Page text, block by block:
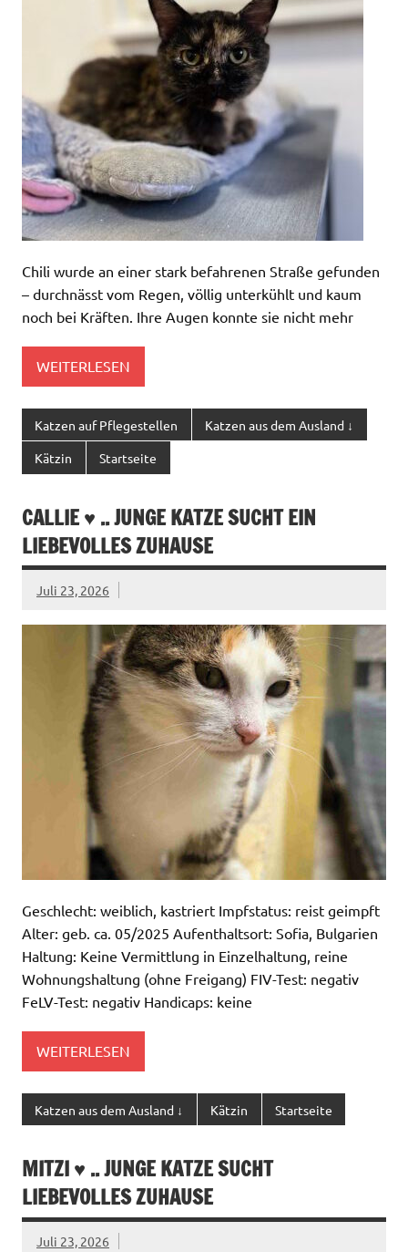
Chili wurde an einer stark befahrenen Straße gefunden
– durchnässt vom Regen, völlig unterkühlt und kaum
noch bei Kräften. Ihre Augen konnte sie nicht mehr
WEITERLESEN
Katzen auf Pflegestellen Katzen aus dem Ausland ↓
Kätzin Startseite
CALLIE ♥ .. JUNGE KATZE SUCHT EIN
LIEBEVOLLES ZUHAUSE
Juli 23, 2026
Geschlecht: weiblich, kastriert Impfstatus: reist geimpft
Alter: geb. ca. 05/2025 Aufenthaltsort: Sofia, Bulgarien
Haltung: Keine Vermittlung in Einzelhaltung, reine
Wohnungshaltung (ohne Freigang) FIV-Test: negativ
FeLV-Test: negativ Handicaps: keine
WEITERLESEN
Katzen aus dem Ausland ↓ Kätzin Startseite
MITZI ♥ .. JUNGE KATZE SUCHT
LIEBEVOLLES ZUHAUSE
Juli 23, 2026